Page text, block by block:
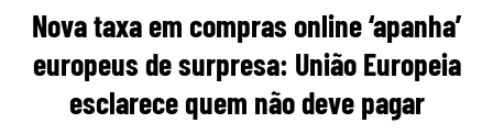
Nova taxa em compras online ‘apanha’
europeus de surpresa: União Europeia
esclarece quem não deve pagar